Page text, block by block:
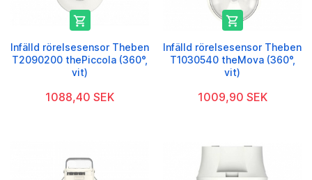

Infälld rörelsesensor Theben
T2090200 thePiccola (360°,
vit)
1088,40 SEK

Infälld rörelsesensor Theben
T1030540 theMova (360°,
vit)
1009,90 SEK